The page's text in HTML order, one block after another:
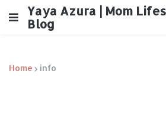
Yaya Azura | Mom
Blog
Home info